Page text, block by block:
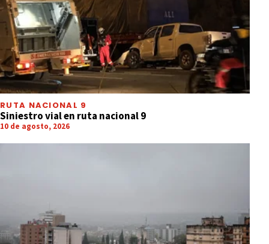
RUTA NACIONAL 9
Siniestro vial en ruta nacional 9
10 de agosto, 2026